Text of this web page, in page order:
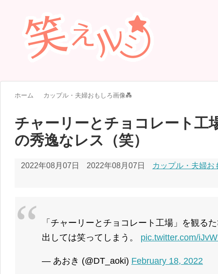
ホーム カップル・夫婦おもしろ画像💑
チャーリーとチョコレート工
の秀逸なレス（笑）
2022年08月07日 2022年08月07日 カップル・夫婦お
「チャーリーとチョコレート工場」を観る
出しては笑ってしまう。 pic.twitter.com/
— あおき (@DT_aoki) February 18, 2022
笑えルーについて